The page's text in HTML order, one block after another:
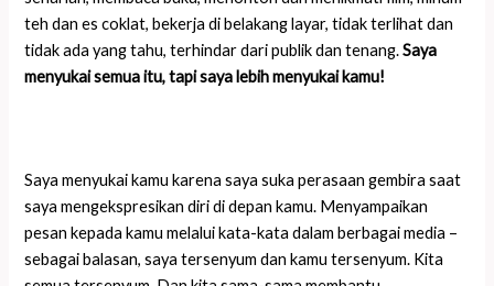
teh dan es coklat, bekerja di belakang layar, tidak terlihat dan
tidak ada yang tahu, terhindar dari publik dan tenang.Saya
menyukai semua itu, tapi saya lebih menyukai kamu!
Saya menyukai kamu karena saya suka perasaan gembira saat
saya mengekspresikan diri di depan kamu. Menyampaikan
pesan kepada kamu melalui kata-kata dalam berbagai media –
sebagai balasan, saya tersenyum dan kamu tersenyum. Kita